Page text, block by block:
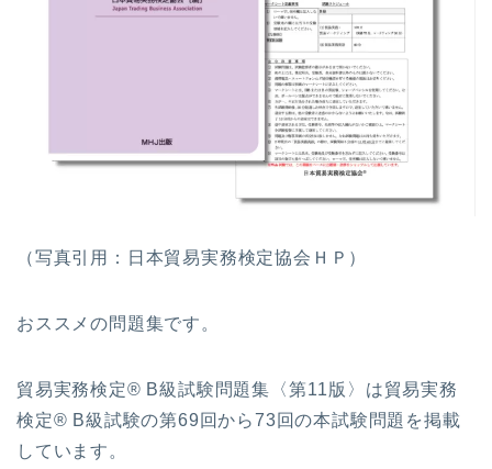
（写真引用：日本貿易実務検定協会ＨＰ）
おススメの問題集です。
貿易実務検定® B級試験問題集〈第11版〉は貿易実務
検定® B級試験の第69回から73回の本試験問題を掲載
しています。